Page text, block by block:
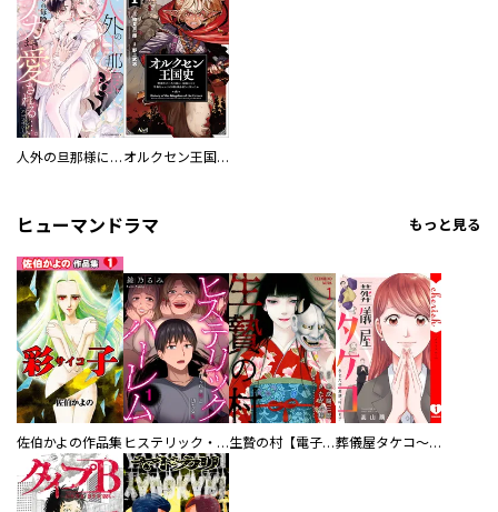
人外の旦那様に娶られ毎晩ナカまで愛される…。アンソロジー オルクセン王国史
ヒューマンドラマ もっと見る
佐伯かよの作品集 ヒステリック・ハーレム～搾られる男と堕ちる女～【電子単行本版】 生贄の村【電子単行本版】 葬儀屋タケコ～あなたの最期、叶えます【電子単行本版】